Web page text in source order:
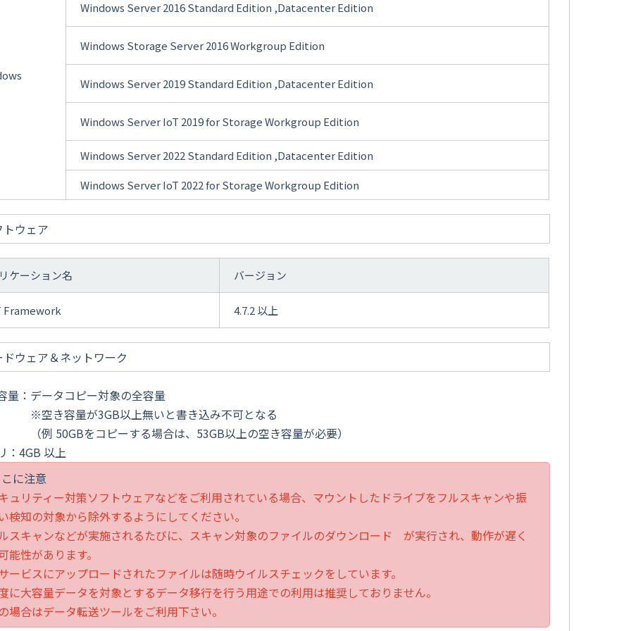
Windows Server 2016 Standard Edition ,Datacenter Edition
Windows Storage Server 2016 Workgroup Edition
Windows Server 2019 Standard Edition ,Datacenter Edition
Windows Server IoT 2019 for Storage Workgroup Edition
Windows Server 2022 Standard Edition ,Datacenter Edition
Windows Server IoT 2022 for Storage Workgroup Edition
トウェア
ケーション名 バージョン
Framework 4.7.2 以上
ドウェア＆ネットワーク
量：データコピー対象の全容量
容量が3GB以上無いと書き込み不可となる
をコピーする場合は、53GB以上の空き容量が必要）
：4GB 以上
こに注意
ュリティー対策ソフトウェアなどをご利用されている場合、マウントしたドライブをフルスキャンや振
検知の対象から除外するようにしてください。
スキャンなどが実施されるたびに、スキャン対象のファイルのダウンロード が実行され、動作が遅く
能性があります。
ービスにアップロードされたファイルは随時ウイルスチェックをしています。
に大容量データを対象とするデータ移行を行う用途での利用は推奨しておりません。
場合はデータ転送ツールをご利用下さい。